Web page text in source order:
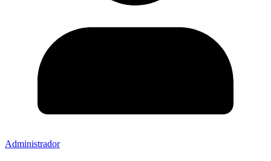
Administrador